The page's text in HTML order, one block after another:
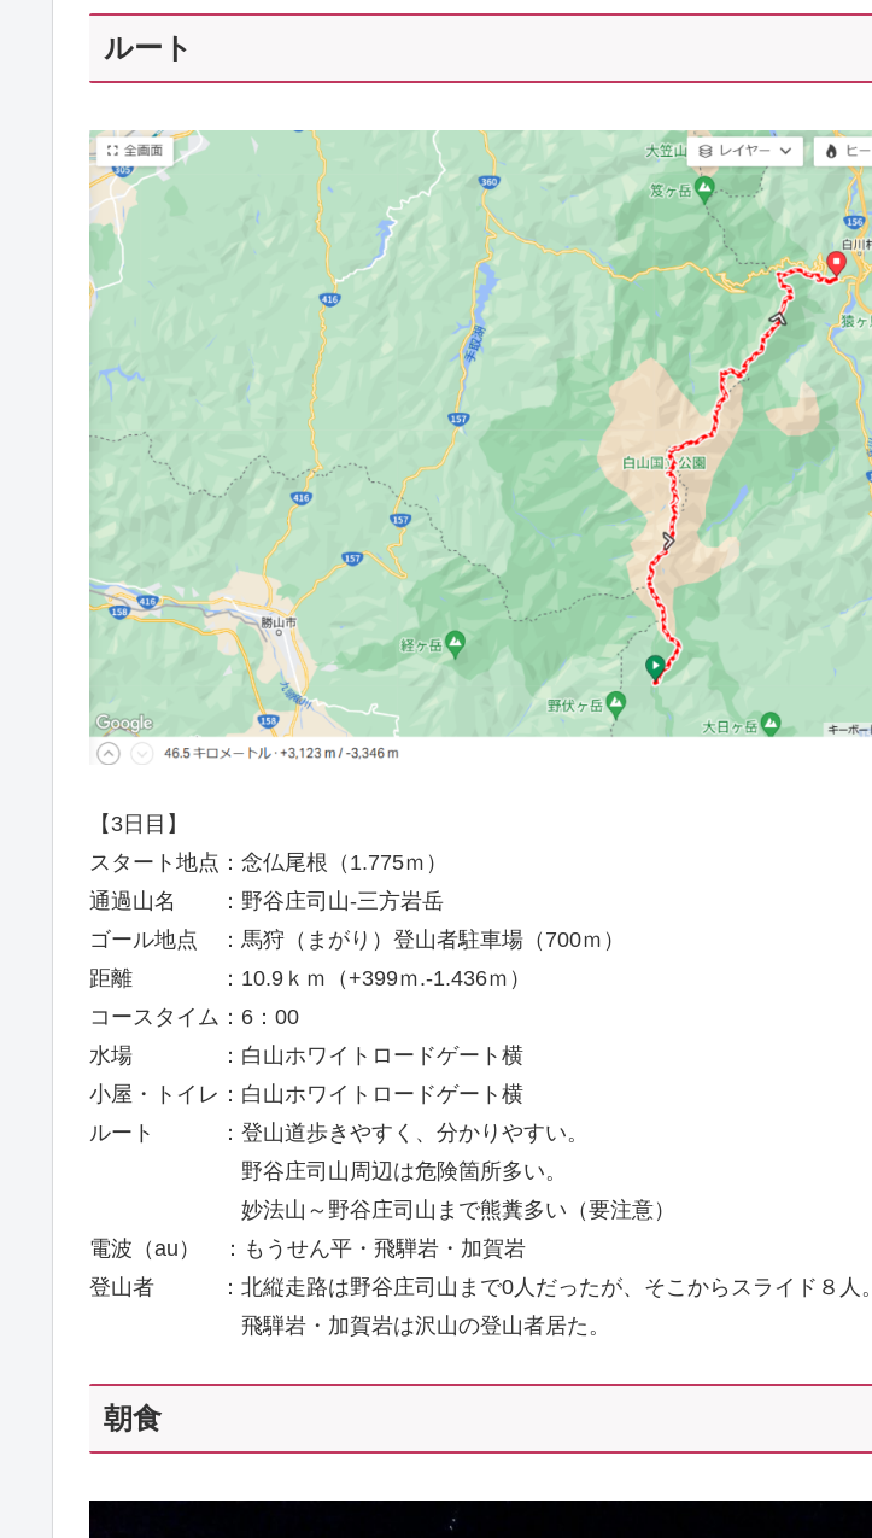
ルート
【3日目】
スタート地点：念仏尾根（1.775ｍ）
通過山名 ：野谷庄司山-三方岩岳
ゴール地点 ：馬狩（まがり）登山者駐車場（700ｍ）
距離 ：10.9ｋｍ（+399ｍ.-1.436ｍ）
コースタイム：6：00
水場 ：白山ホワイトロードゲート横
小屋・トイレ：白山ホワイトロードゲート横
ルート ：登山道歩きやすく、分かりやすい。
野谷庄司山周辺は危険箇所多い。
妙法山～野谷庄司山まで熊糞多い（要注意）
電波（au） ：もうせん平・飛騨岩・加賀岩
登山者 ：北縦走路は野谷庄司山まで0人だったが、そこからスライド８人。
飛騨岩・加賀岩は沢山の登山者居た。
朝食